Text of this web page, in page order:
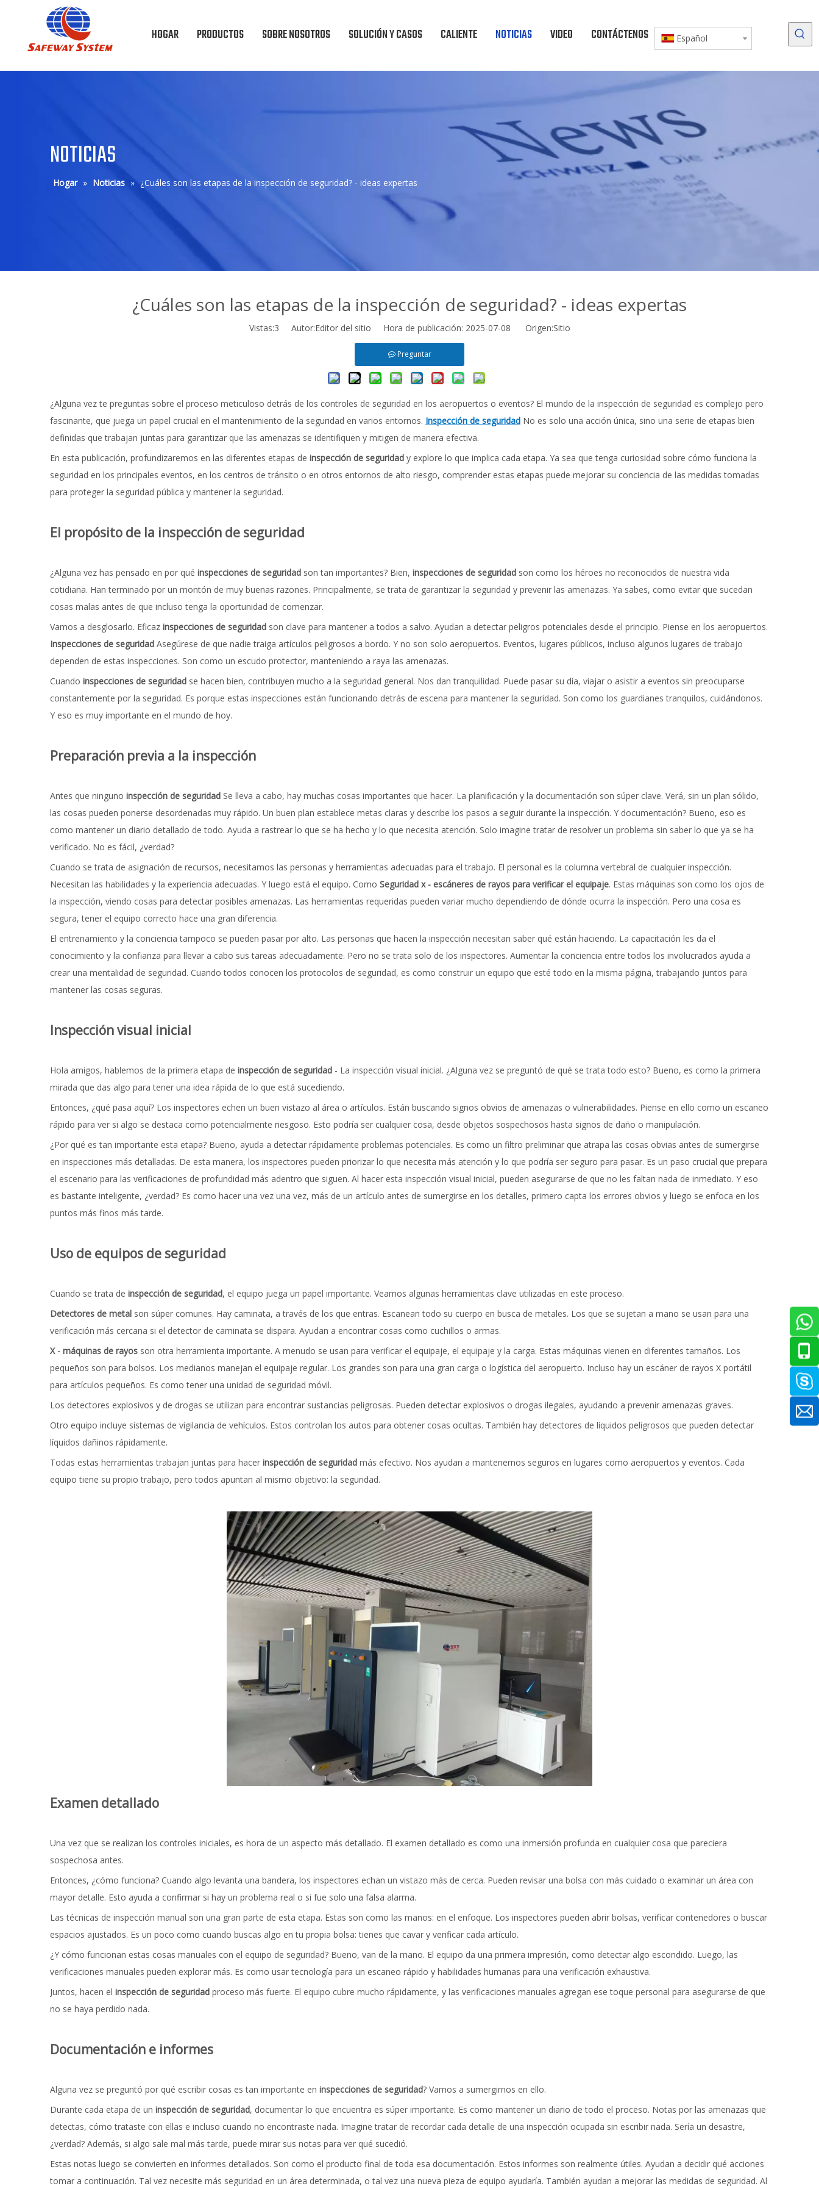
HOGAR PRODUCTOS SOBRE NOSOTROS SOLUCIÓN Y CASOS CALIENTE NOTICIAS VIDEO CONTÁCTENOS DESCARGAR
Español
NOTICIAS
Hogar » Noticias » ¿Cuáles son las etapas de la inspección de seguridad? - ideas expertas
¿Cuáles son las etapas de la inspección de seguridad? - ideas expertas
Vistas:3 Autor:Editor del sitio Hora de publicación: 2025-07-08 Origen:Sitio
Preguntar
¿Alguna vez te preguntas sobre el proceso meticuloso detrás de los controles de seguridad en los aeropuertos o eventos? El mundo de la inspección de seguridad es complejo pero
fascinante, que juega un papel crucial en el mantenimiento de la seguridad en varios entornos. Inspección de seguridad No es solo una acción única, sino una serie de etapas bien
definidas que trabajan juntas para garantizar que las amenazas se identifiquen y mitigen de manera efectiva.
En esta publicación, profundizaremos en las diferentes etapas de inspección de seguridad y explore lo que implica cada etapa. Ya sea que tenga curiosidad sobre cómo funciona la
seguridad en los principales eventos, en los centros de tránsito o en otros entornos de alto riesgo, comprender estas etapas puede mejorar su conciencia de las medidas tomadas
para proteger la seguridad pública y mantener la seguridad.
El propósito de la inspección de seguridad
¿Alguna vez has pensado en por qué inspecciones de seguridad son tan importantes? Bien, inspecciones de seguridad son como los héroes no reconocidos de nuestra vida
cotidiana. Han terminado por un montón de muy buenas razones. Principalmente, se trata de garantizar la seguridad y prevenir las amenazas. Ya sabes, como evitar que sucedan
cosas malas antes de que incluso tenga la oportunidad de comenzar.
Vamos a desglosarlo. Eficaz inspecciones de seguridad son clave para mantener a todos a salvo. Ayudan a detectar peligros potenciales desde el principio. Piense en los aeropuertos.
Inspecciones de seguridad Asegúrese de que nadie traiga artículos peligrosos a bordo. Y no son solo aeropuertos. Eventos, lugares públicos, incluso algunos lugares de trabajo
dependen de estas inspecciones. Son como un escudo protector, manteniendo a raya las amenazas.
Cuando inspecciones de seguridad se hacen bien, contribuyen mucho a la seguridad general. Nos dan tranquilidad. Puede pasar su día, viajar o asistir a eventos sin preocuparse
constantemente por la seguridad. Es porque estas inspecciones están funcionando detrás de escena para mantener la seguridad. Son como los guardianes tranquilos, cuidándonos.
Y eso es muy importante en el mundo de hoy.
Preparación previa a la inspección
Antes que ninguno inspección de seguridad Se lleva a cabo, hay muchas cosas importantes que hacer. La planificación y la documentación son súper clave. Verá, sin un plan sólido,
las cosas pueden ponerse desordenadas muy rápido. Un buen plan establece metas claras y describe los pasos a seguir durante la inspección. Y documentación? Bueno, eso es
como mantener un diario detallado de todo. Ayuda a rastrear lo que se ha hecho y lo que necesita atención. Solo imagine tratar de resolver un problema sin saber lo que ya se ha
verificado. No es fácil, ¿verdad?
Cuando se trata de asignación de recursos, necesitamos las personas y herramientas adecuadas para el trabajo. El personal es la columna vertebral de cualquier inspección.
Necesitan las habilidades y la experiencia adecuadas. Y luego está el equipo. Como Seguridad x - escáneres de rayos para verificar el equipaje. Estas máquinas son como los ojos de
la inspección, viendo cosas para detectar posibles amenazas. Las herramientas requeridas pueden variar mucho dependiendo de dónde ocurra la inspección. Pero una cosa es
segura, tener el equipo correcto hace una gran diferencia.
El entrenamiento y la conciencia tampoco se pueden pasar por alto. Las personas que hacen la inspección necesitan saber qué están haciendo. La capacitación les da el
conocimiento y la confianza para llevar a cabo sus tareas adecuadamente. Pero no se trata solo de los inspectores. Aumentar la conciencia entre todos los involucrados ayuda a
crear una mentalidad de seguridad. Cuando todos conocen los protocolos de seguridad, es como construir un equipo que esté todo en la misma página, trabajando juntos para
mantener las cosas seguras.
Inspección visual inicial
Hola amigos, hablemos de la primera etapa de inspección de seguridad - La inspección visual inicial. ¿Alguna vez se preguntó de qué se trata todo esto? Bueno, es como la primera
mirada que das algo para tener una idea rápida de lo que está sucediendo.
Entonces, ¿qué pasa aquí? Los inspectores echen un buen vistazo al área o artículos. Están buscando signos obvios de amenazas o vulnerabilidades. Piense en ello como un escaneo
rápido para ver si algo se destaca como potencialmente riesgoso. Esto podría ser cualquier cosa, desde objetos sospechosos hasta signos de daño o manipulación.
¿Por qué es tan importante esta etapa? Bueno, ayuda a detectar rápidamente problemas potenciales. Es como un filtro preliminar que atrapa las cosas obvias antes de sumergirse
en inspecciones más detalladas. De esta manera, los inspectores pueden priorizar lo que necesita más atención y lo que podría ser seguro para pasar. Es un paso crucial que prepara
el escenario para las verificaciones de profundidad más adentro que siguen. Al hacer esta inspección visual inicial, pueden asegurarse de que no les faltan nada de inmediato. Y eso
es bastante inteligente, ¿verdad? Es como hacer una vez una vez, más de un artículo antes de sumergirse en los detalles, primero capta los errores obvios y luego se enfoca en los
puntos más finos más tarde.
Uso de equipos de seguridad
Cuando se trata de inspección de seguridad, el equipo juega un papel importante. Veamos algunas herramientas clave utilizadas en este proceso.
Detectores de metal son súper comunes. Hay caminata, a través de los que entras. Escanean todo su cuerpo en busca de metales. Los que se sujetan a mano se usan para una
verificación más cercana si el detector de caminata se dispara. Ayudan a encontrar cosas como cuchillos o armas.
X - máquinas de rayos son otra herramienta importante. A menudo se usan para verificar el equipaje, el equipaje y la carga. Estas máquinas vienen en diferentes tamaños. Los
pequeños son para bolsos. Los medianos manejan el equipaje regular. Los grandes son para una gran carga o logística del aeropuerto. Incluso hay un escáner de rayos X portátil
para artículos pequeños. Es como tener una unidad de seguridad móvil.
Los detectores explosivos y de drogas se utilizan para encontrar sustancias peligrosas. Pueden detectar explosivos o drogas ilegales, ayudando a prevenir amenazas graves.
Otro equipo incluye sistemas de vigilancia de vehículos. Estos controlan los autos para obtener cosas ocultas. También hay detectores de líquidos peligrosos que pueden detectar
líquidos dañinos rápidamente.
Todas estas herramientas trabajan juntas para hacer inspección de seguridad más efectivo. Nos ayudan a mantenernos seguros en lugares como aeropuertos y eventos. Cada
equipo tiene su propio trabajo, pero todos apuntan al mismo objetivo: la seguridad.
Examen detallado
Una vez que se realizan los controles iniciales, es hora de un aspecto más detallado. El examen detallado es como una inmersión profunda en cualquier cosa que pareciera
sospechosa antes.
Entonces, ¿cómo funciona? Cuando algo levanta una bandera, los inspectores echan un vistazo más de cerca. Pueden revisar una bolsa con más cuidado o examinar un área con
mayor detalle. Esto ayuda a confirmar si hay un problema real o si fue solo una falsa alarma.
Las técnicas de inspección manual son una gran parte de esta etapa. Estas son como las manos: en el enfoque. Los inspectores pueden abrir bolsas, verificar contenedores o buscar
espacios ajustados. Es un poco como cuando buscas algo en tu propia bolsa: tienes que cavar y verificar cada artículo.
¿Y cómo funcionan estas cosas manuales con el equipo de seguridad? Bueno, van de la mano. El equipo da una primera impresión, como detectar algo escondido. Luego, las
verificaciones manuales pueden explorar más. Es como usar tecnología para un escaneo rápido y habilidades humanas para una verificación exhaustiva.
Juntos, hacen el inspección de seguridad proceso más fuerte. El equipo cubre mucho rápidamente, y las verificaciones manuales agregan ese toque personal para asegurarse de que
no se haya perdido nada.
Documentación e informes
Alguna vez se preguntó por qué escribir cosas es tan importante en inspecciones de seguridad? Vamos a sumergirnos en ello.
Durante cada etapa de un inspección de seguridad, documentar lo que encuentra es súper importante. Es como mantener un diario de todo el proceso. Notas por las amenazas que
detectas, cómo trataste con ellas e incluso cuando no encontraste nada. Imagine tratar de recordar cada detalle de una inspección ocupada sin escribir nada. Sería un desastre,
¿verdad? Además, si algo sale mal más tarde, puede mirar sus notas para ver qué sucedió.
Estas notas luego se convierten en informes detallados. Son como el producto final de toda esa documentación. Estos informes son realmente útiles. Ayudan a decidir qué acciones
tomar a continuación. Tal vez necesite más seguridad en un área determinada, o tal vez una nueva pieza de equipo ayudaría. También ayudan a mejorar las medidas de seguridad. Al